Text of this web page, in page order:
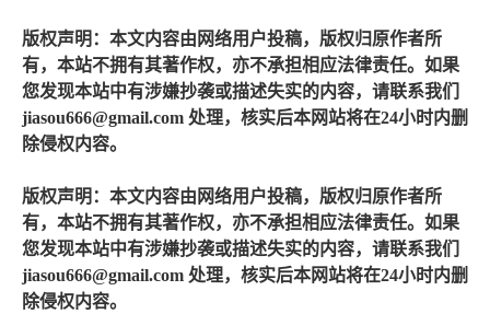
版权声明：本文内容由网络用户投稿，版权归原作者所
有，本站不拥有其著作权，亦不承担相应法律责任。如果
您发现本站中有涉嫌抄袭或描述失实的内容，请联系我们
jiasou666@gmail.com 处理，核实后本网站将在24小时内删
除侵权内容。
版权声明：本文内容由网络用户投稿，版权归原作者所
有，本站不拥有其著作权，亦不承担相应法律责任。如果
您发现本站中有涉嫌抄袭或描述失实的内容，请联系我们
jiasou666@gmail.com 处理，核实后本网站将在24小时内删
除侵权内容。